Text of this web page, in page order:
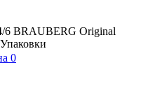
6 BRAUBERG Original
0